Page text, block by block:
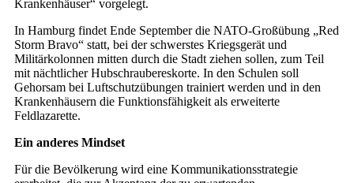
Krankenhäuser“ vorgelegt.
In Hamburg findet Ende September die NATO-Großübung „Red
Storm Bravo“ statt, bei der schwerstes Kriegsgerät und
Militärkolonnen mitten durch die Stadt ziehen sollen, zum Teil
mit nächtlicher Hubschraubereskorte. In den Schulen soll
Gehorsam bei Luftschutzübungen trainiert werden und in den
Krankenhäusern die Funktionsfähigkeit als erweiterte
Feldlazarette.
Ein anderes Mindset
Für die Bevölkerung wird eine Kommunikationsstrategie